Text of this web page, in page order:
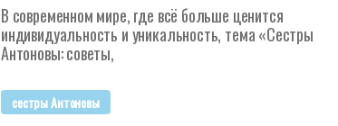
В современном мире, где всё больше ценится
индивидуальность и уникальность, тема «Сестры
Антоновы: советы,
сестры Антоновы